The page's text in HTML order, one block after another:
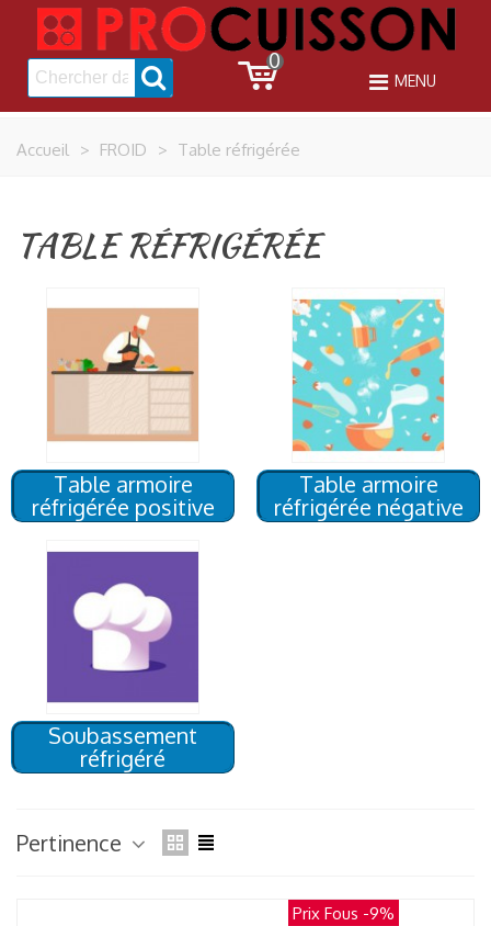
0
MENU
Accueil > FROID > Table réfrigérée
TABLE RÉFRIGÉRÉE
Table armoire
réfrigérée positive
Table armoire
réfrigérée négative
Soubassement
réfrigéré
Pertinence
Prix Fous -9%